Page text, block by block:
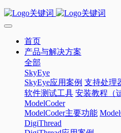
首页
产品与解决方案
全部
SkyEye
SkyEye应用案例 支持处理
软件测试工具 安装教程（
ModelCoder
ModelCoder主要功能
DigiThread